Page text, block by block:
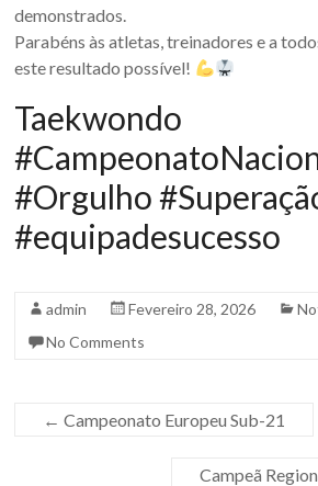
demonstrados.
Parabéns às atletas, treinadores e a
este resultado possível!
Taekwondo
#Orgulho
#equipadesucesso
admin Fevereiro 28, 2026
No Comments
← Campeonato Europeu Sub-21
Campeã